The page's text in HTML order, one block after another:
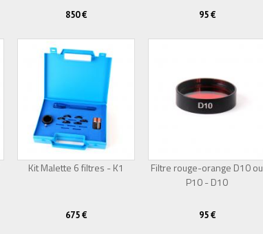
850 € 95 €
Kit Malette 6 filtres - K1
675 €
Filtre rouge-orange D10 ou
P10 - D10
95 €